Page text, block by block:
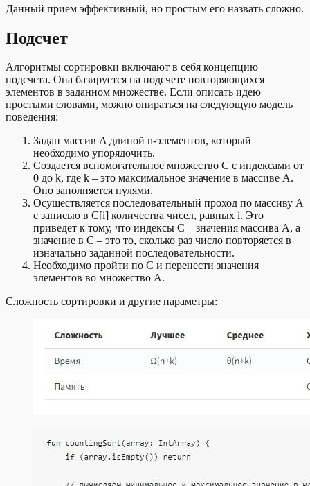
Данный прием эффективный, но простым его назвать сложно.
Подсчет
Алгоритмы сортировки включают в себя концепцию
подсчета. Она базируется на подсчете повторяющихся
элементов в заданном множестве. Если описать идею
простыми словами, можно опираться на следующую модель
поведения:
Задан массив A длиной n-элементов, который
необходимо упорядочить.
Создается вспомогательное множество C с индексами от
0 до k, где k – это максимальное значение в массиве A.
Оно заполняется нулями.
Осуществляется последовательный проход по массиву A
с записью в C[i] количества чисел, равных i. Это
приведет к тому, что индексы C – значения массива A, а
значение в C – это то, сколько раз число повторяется в
изначально заданной последовательности.
Необходимо пройти по C и перенести значения
элементов во множество A.
Сложность сортировки и другие параметры: